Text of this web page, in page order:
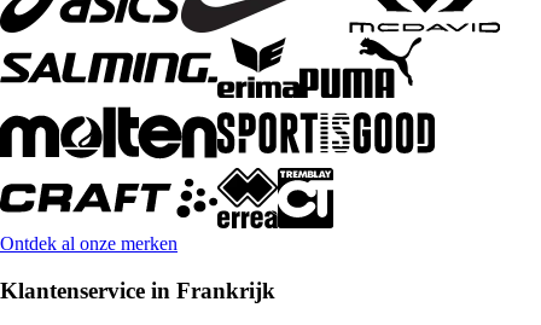
Ontdek al onze merken
Klantenservice in Frankrijk